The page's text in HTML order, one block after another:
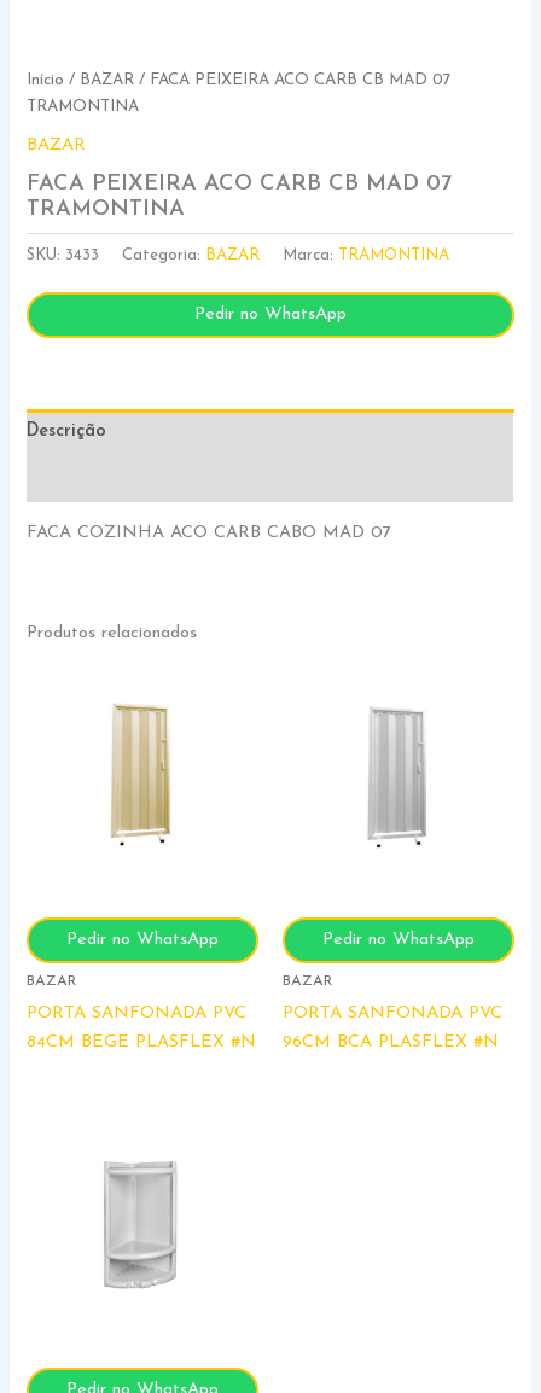
Início / BAZAR / FACA PEIXEIRA ACO CARB CB MAD 07
TRAMONTINA
BAZAR
FACA PEIXEIRA ACO CARB CB MAD 07
TRAMONTINA
SKU: 3433 Categoria: BAZAR Marca: TRAMONTINA
Pedir no WhatsApp
Descrição
FACA COZINHA ACO CARB CABO MAD 07
Produtos relacionados
Pedir no WhatsApp
BAZAR
PORTA SANFONADA PVC
84CM BEGE PLASFLEX #N
Pedir no WhatsApp
BAZAR
PORTA SANFONADA PVC
96CM BCA PLASFLEX #N